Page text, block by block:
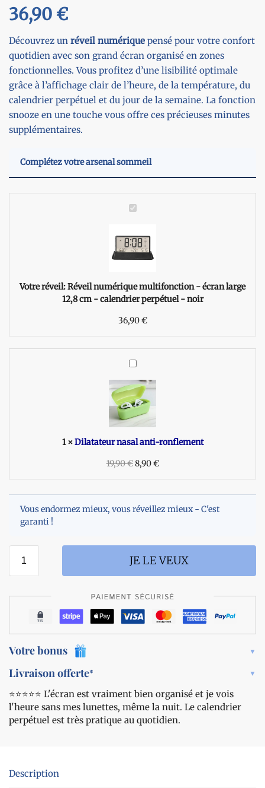
36,90 €
Découvrez un réveil numérique pensé pour votre confort
quotidien avec son grand écran organisé en zones
fonctionnelles. Vous profitez d’une lisibilité optimale
grâce à l’affichage clair de l’heure, de la température, du
calendrier perpétuel et du jour de la semaine. La fonction
snooze en une touche vous offre ces précieuses minutes
supplémentaires.
Complétez votre arsenal sommeil
R
v
e
i
n
u
é
q
u
e
m
u
l
i
o
n
c
t
n
-
é
r
a
n
l
1
2
,
Votre réveil:Réveil numérique multifonction - écran large
12,8 cm - calendrier perpétuel - noir
36,90€
D
l
a
a
t
u
s
n
t
-
r
o
n
m
e
n
t
1×Dilatateur nasal anti-ronflement
19,90€8,90€
Vous endormez mieux, vous réveillez mieux - C'est
garanti !
JE LE VEUX
Votre bonus
Livraison offerte*
⭐️⭐️⭐️⭐️⭐️ L'écran est vraiment bien organisé et je vois
l'heure sans mes lunettes, même la nuit. Le calendrier
perpétuel est très pratique au quotidien.
Description